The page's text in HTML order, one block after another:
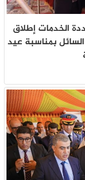
الخدمات إطلاق
بمناسبة عيد